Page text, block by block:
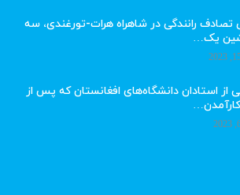
تصادف رانندگی در شاهراه هرات-تورغندی، سه
یک…
از استادان دانشگاه‌های افغانستان که پس از